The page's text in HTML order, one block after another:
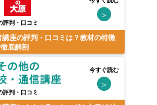
評判・口コミ
＞
座の評判・口コミは？教材の特徴
底解剖
評判・口コミ
今すぐ読む
＞